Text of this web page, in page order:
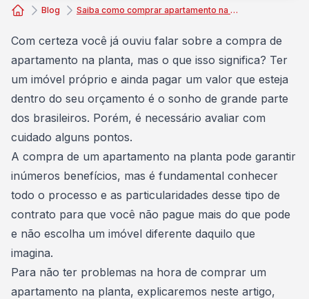
Blog Saiba como comprar apartamento na planta com consórcio
Com certeza você já ouviu falar sobre a compra de
apartamento na planta, mas o que isso significa? Ter
um imóvel próprio e ainda pagar um valor que esteja
dentro do seu orçamento é o sonho de grande parte
dos brasileiros. Porém, é necessário avaliar com
cuidado alguns pontos.
A compra de um apartamento na planta pode garantir
inúmeros benefícios, mas é fundamental conhecer
todo o processo e as particularidades desse tipo de
contrato para que você não pague mais do que pode
e não escolha um imóvel diferente daquilo que
imagina.
Para não ter problemas na hora de comprar um
apartamento na planta, explicaremos neste artigo,